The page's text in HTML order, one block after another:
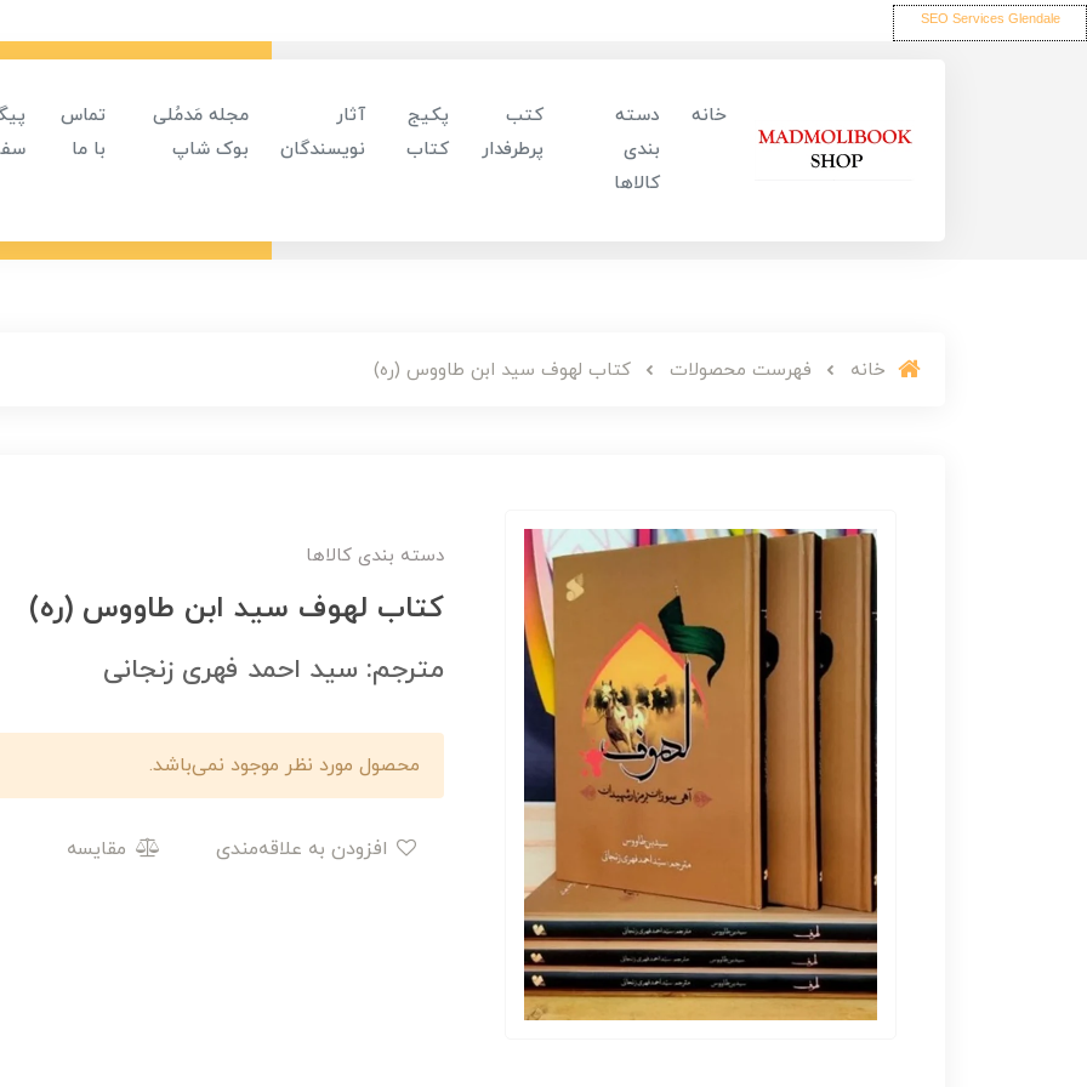
SEO Services Glendale
خانه
دسته
بندی
کالاها
کتب
پرطرفدار
پکیج
کتاب
آثار
نویسندگان
مجله مَدمُلی
بوک شاپ
تماس
با ما
خانه فهرست محصولات کتاب لهوف سید ابن طاووس (ره)
دسته بندی کالاها
کتاب لهوف سید ابن طاووس (ره)
مترجم: سید احمد فهری زنجانی
محصول مورد نظر موجود نمی‌باشد.
مقایسه